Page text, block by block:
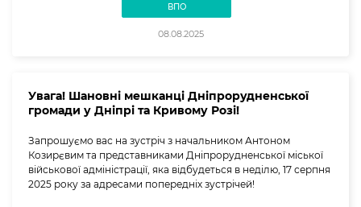
ВПО
08.08.2025
Увага! Шановні мешканці Дніпрорудненської
громади у Дніпрі та Кривому Розі!
Запрошуємо вас на зустріч з начальником Антоном
Козирєвим та представниками Дніпрорудненської міської
військової адміністрації, яка відбудеться в неділю, 17 серпня
2025 року за адресами попередніх зустрічей!